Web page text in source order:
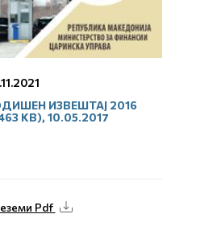
ИЗВЕШТАЈ 2016
KB), 10.05.2017
Pdf